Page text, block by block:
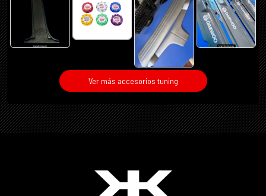
Ver más accesorios tuning